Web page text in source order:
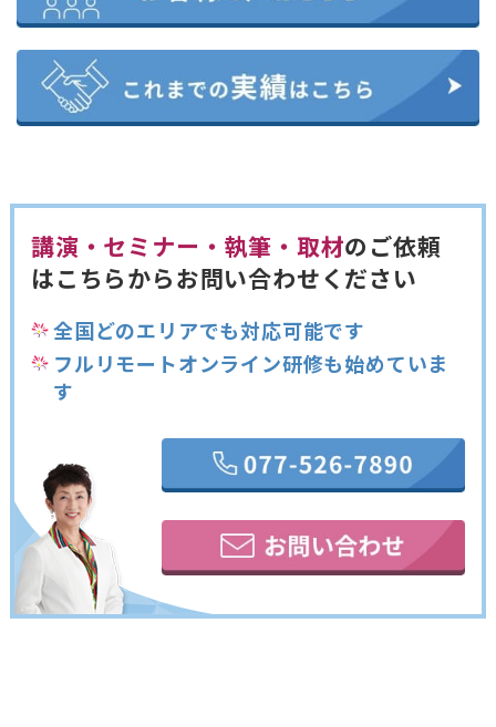
講演・セミナー・執筆・取材のご依頼
はこちらからお問い合わせください
全国どのエリアでも対応可能です
フルリモートオンライン研修も始めていま
す